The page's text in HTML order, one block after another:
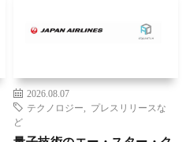
2026.08.07
テクノロジー
プレスリリースな
ど